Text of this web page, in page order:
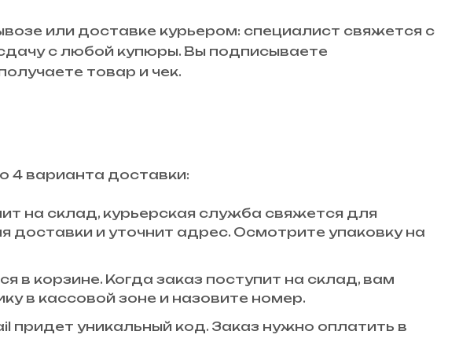
или доставке курьером: специалист свяжется с
с любой купюры. Вы подписываете
товар и чек.
4 варианта доставки:
на склад, курьерская служба свяжется для
и уточнит адрес. Осмотрите упаковку на
в корзине. Когда заказ поступит на склад, вам
в кассовой зоне и назовите номер.
придет уникальный код. Заказ нужно оплатить в